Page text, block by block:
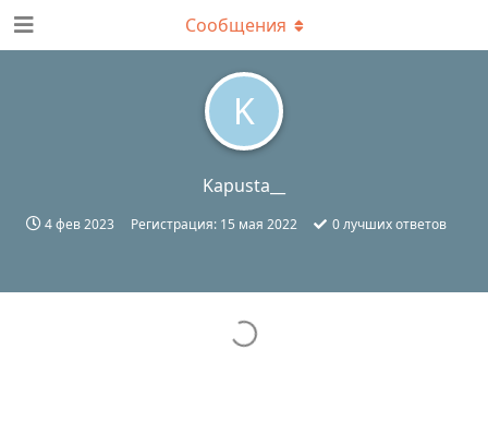
K
Kapusta__
4 фев 2023 Регистрация: 15 мая 2022 0лучших ответов
Сообщения